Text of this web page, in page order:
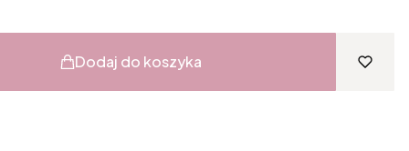
Dodaj do koszyka